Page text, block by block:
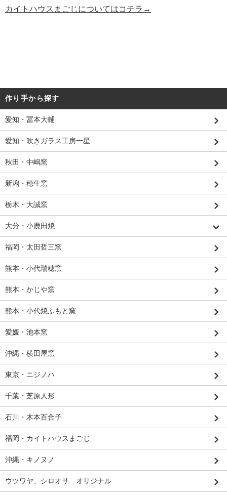
カイトハウスまごじについてはコチラ→
作り手から探す
愛知・冨本大輔
愛知・吹きガラス工房一星
秋田・中嶋窯
新潟・穂生窯
栃木・大誠窯
大分・小鹿田焼
福岡・太田哲三窯
熊本・小代瑞穂窯
熊本・かじや窯
熊本・小代焼ふもと窯
愛媛・池本窯
沖縄・横田屋窯
東京・ニジノハ
千葉・芝原人形
石川・木本百合子
福岡・カイトハウスまごじ
沖縄・キノヌノ
ウツワヤ、シロオサ オリジナル